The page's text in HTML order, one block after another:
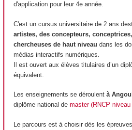
d'application pour leur 4e année.
C'est un cursus universitaire de 2 ans
artistes, des concepteurs,
chercheuses de haut niveau dans les
médias interactifs numériques.
Il est ouvert aux élèves titulaires d’un
équivalent.
Les enseignements se déroulent à
diplôme national de master (RNCP niveau
Le parcours est à choisir dès les